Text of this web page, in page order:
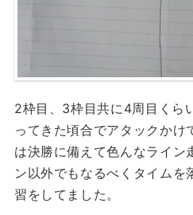
2枠目、3枠目共に4周目くら
ってきた頃合でアタックかけ
は決勝に備えて色んなライン
ン以外でもなるべくタイムを
習をしてました。